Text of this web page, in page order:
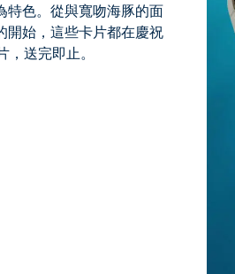
特色。從與寬吻海豚的面
開始，這些卡片都在慶祝
送完即止。